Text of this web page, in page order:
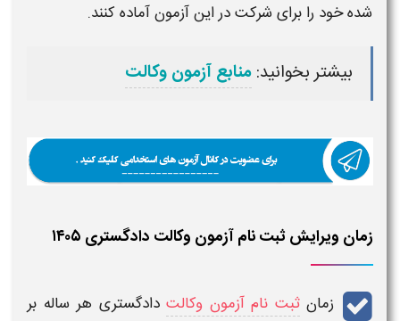
شده خود را برای شرکت در اینآزمونآماده کنند.
بیشتر بخوانید:منابع آزمون وکالت
زمان ویرایش ثبت نام آزمون وکالت دادگستری ۱۴۰۵
زمانثبت نام آزمون وکالت دادگستری هر ساله بر